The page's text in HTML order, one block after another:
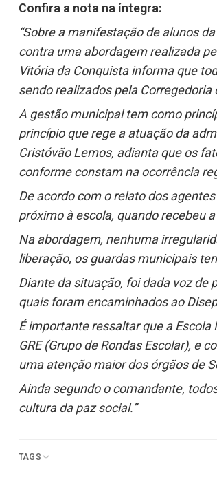
Confira a nota na íntegra:
“Sobre a manifestação de alunos
contra uma abordagem realizada
Vitória da Conquista informa que
sendo realizados pela Corregedoria
A gestão municipal tem como
princípio que rege a atuação da
Cristóvão Lemos, adianta que os
conforme constam na ocorrência
De acordo com o relato dos
próximo à escola, quando recebeu
Na abordagem, nenhuma
liberação, os guardas municipais
Diante da situação, foi dada voz de
quais foram encaminhados ao
É importante ressaltar que a
GRE (Grupo de Rondas Escolar), e
uma atenção maior dos órgãos de
Ainda segundo o comandante,
cultura da paz social.”
TAGS